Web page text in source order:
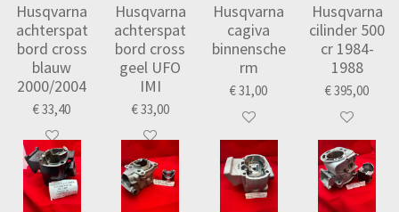
Husqvarna
achterspat
bord cross
blauw
2000/2004
€ 33,40
Husqvarna
achterspat
bord cross
geel UFO
IMI
€ 33,00
Husqvarna
cagiva
binnensche
rm
€ 31,00
Husqvarna
cilinder 500
cr 1984-
1988
€ 395,00